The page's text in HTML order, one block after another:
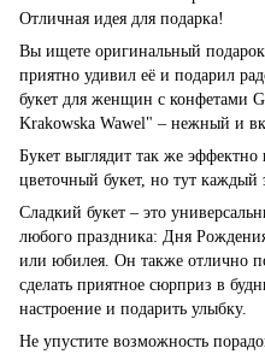
Отличная идея для подарка!
Вы ищете оригинальный
приятно удивил её и подарил
букет для женщин с конфетами
Krakowska Wawel" – нежный и
Букет выглядит так же
цветочный букет, но тут каждый
Сладкий букет – это
любого праздника: Дня
или юбилея. Он также отлично
сделать приятное сюрприз в
настроение и подарить улыбку.
Не упустите возможность